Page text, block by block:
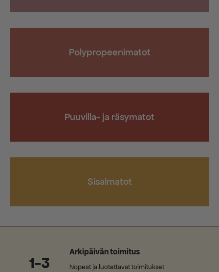
Polypropeenimatot
Puuvilla- ja räsymatot
Sisalmatot
1-3
Arkipäivän toimitus
Nopeat ja luotettavat toimitukset